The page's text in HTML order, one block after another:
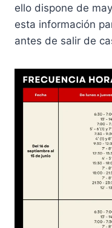
ello dispone de
esta información
antes de salir de